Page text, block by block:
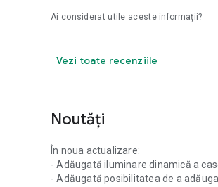
Ai considerat utile aceste informații?
Vezi toate recenziile
Noutăți
În noua actualizare:
- Adăugată iluminare dinamică a
- Adăugată posibilitatea de a